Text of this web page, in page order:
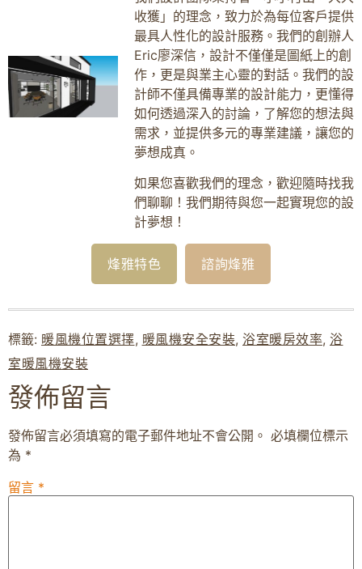
收獲」的理念，致力於為每位客戶提供
最具人性化的設計服務。我們的創辦人
Eric廖深信，設計不僅僅是圖紙上的創
作，更是與業主心靈的對話。我們的設
計師不僅具備專業的設計能力，更懂得
如何透過深入的討論，了解您的想法與
需求，並提供多元的專業建議，讓您的
夢想成真。
如果您喜歡我們的理念，歡迎隨時找我
們聊聊！我們期待與您一起實現您的設
計夢想！
烽雅特色 諮詢烽雅
標籤: 暖風機位置選擇, 暖風機安全安裝, 浴室暖房效率, 浴
室暖風機安裝
發佈留言
發佈留言必須填寫的電子郵件地址不會公開。 必填欄位標示
為 *
留言 *